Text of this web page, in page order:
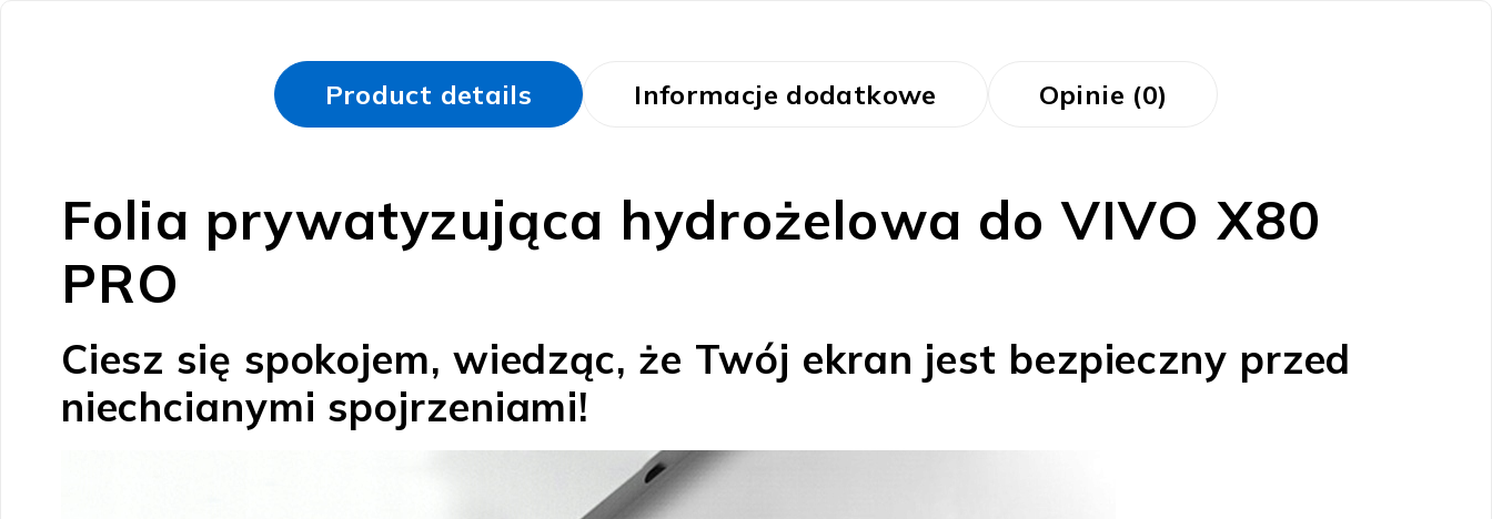
Product details Informacje dodatkowe Opinie (0)
Folia prywatyzująca hydrożelowa do VIVO X80
PRO
Ciesz się spokojem, wiedząc, że Twój ekran jest bezpieczny przed
niechcianymi spojrzeniami!